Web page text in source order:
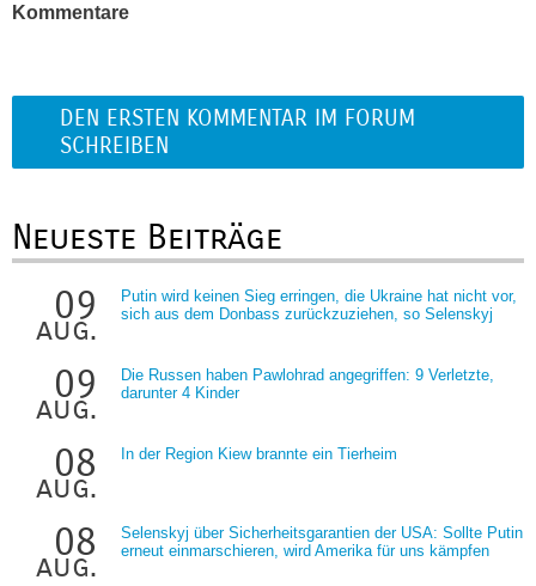
Kommentare
DEN ERSTEN KOMMENTAR IM FORUM
SCHREIBEN
Neueste Beiträge
09
aug.
Putin wird keinen Sieg erringen, die Ukraine hat nicht vor,
sich aus dem Donbass zurückzuziehen, so Selenskyj
09
aug.
Die Russen haben Pawlohrad angegriffen: 9 Verletzte,
darunter 4 Kinder
08
aug.
In der Region Kiew brannte ein Tierheim
08
aug.
Selenskyj über Sicherheitsgarantien der USA: Sollte Putin
erneut einmarschieren, wird Amerika für uns kämpfen